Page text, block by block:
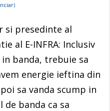
)
si presedinte al
al E-INFRA: Inclusiv
banda, trebuie sa
energie ieftina din
sa vanda scump in
de banda ca sa